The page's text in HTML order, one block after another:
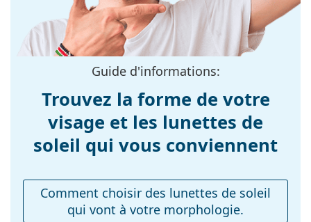
Explorez la gamme complète de
lunettes de soleil
découvrir d'autres modèles de marques populaires.
Matériau cadre:
Plastique
Taille:
M
136 mm
branches:
130 mm
Largeur du pont:
19 mm
Poids:
140 g
ajustables:
Accessoires
Guide d'informations:
Trouvez la forme de votre
visage et les lunettes de
soleil qui vous conviennent
Comment choisir des lunettes de soleil
qui vont à votre morphologie.